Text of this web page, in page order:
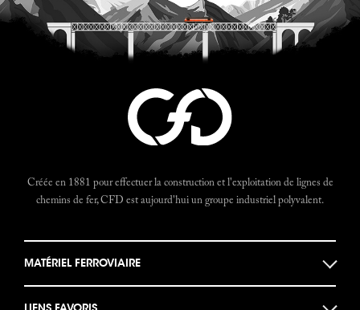
Créée en 1881 pour effectuer la construction et l'exploitation de lignes de
chemins de fer, CFD est aujourd'hui un groupe industriel polyvalent.
MATÉRIEL FERROVIAIRE